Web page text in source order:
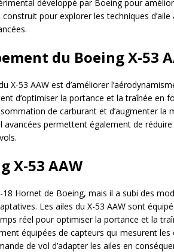
développé par Boeing pour
pour explorer les techniques
du Boeing X-53
X-53 AAW est d’améliorer
d’optimiser la portance et la traînée en
de carburant et d’augmenter la
permettent également de réduire
X-53 AAW
Hornet de Boeing, mais il a subi des
Les ailes du X-53 AAW sont
réel pour optimiser la portance et la
équipées de capteurs qui mesurent
de vol d’adapter les ailes en